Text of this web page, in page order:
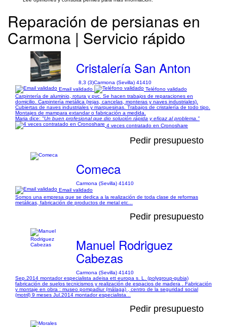
Reparación de persianas en
Carmona | Servicio rápido
Cristalería San Anton
8,3 (3)Carmona (Sevilla) 41410
Email validado
Teléfono validado
Carpintería de aluminio, rotura y pvc. Se hacen trabajos de reparaciones en
domicilio. Carpintería metálica (rejas, cancelas, monteras y naves industriales).
Cubiertas de naves industriales y marquesinas. Trabajos de cristalería de todo tipo.
Montajes de mampara extandar o fabricación a medida.
Maria dice: "Un buen profesional que dio solución rápida y eficaz al problema."
4 veces contratado en Cronoshare
Pedir presupuesto
Comeca
Carmona (Sevilla) 41410
Email validado
Somos una empresa que se dedica a la realización de toda clase de reformas
metálicas, fabricación de productos de metal etc...
Pedir presupuesto
Manuel Rodriguez
Cabezas
Carmona (Sevilla) 41410
Sep.2014 montador especialista adeisa ett europa s. L. (polygroup-gubia)
fabricación de suelos tecnicismos y realización de espacios de madera . Fabricación
y montaje en obra : museo pompadiur (málaga) , centro de la seguridad social
(motril) 9 meses Jul.2014 montador especialista...
Pedir presupuesto